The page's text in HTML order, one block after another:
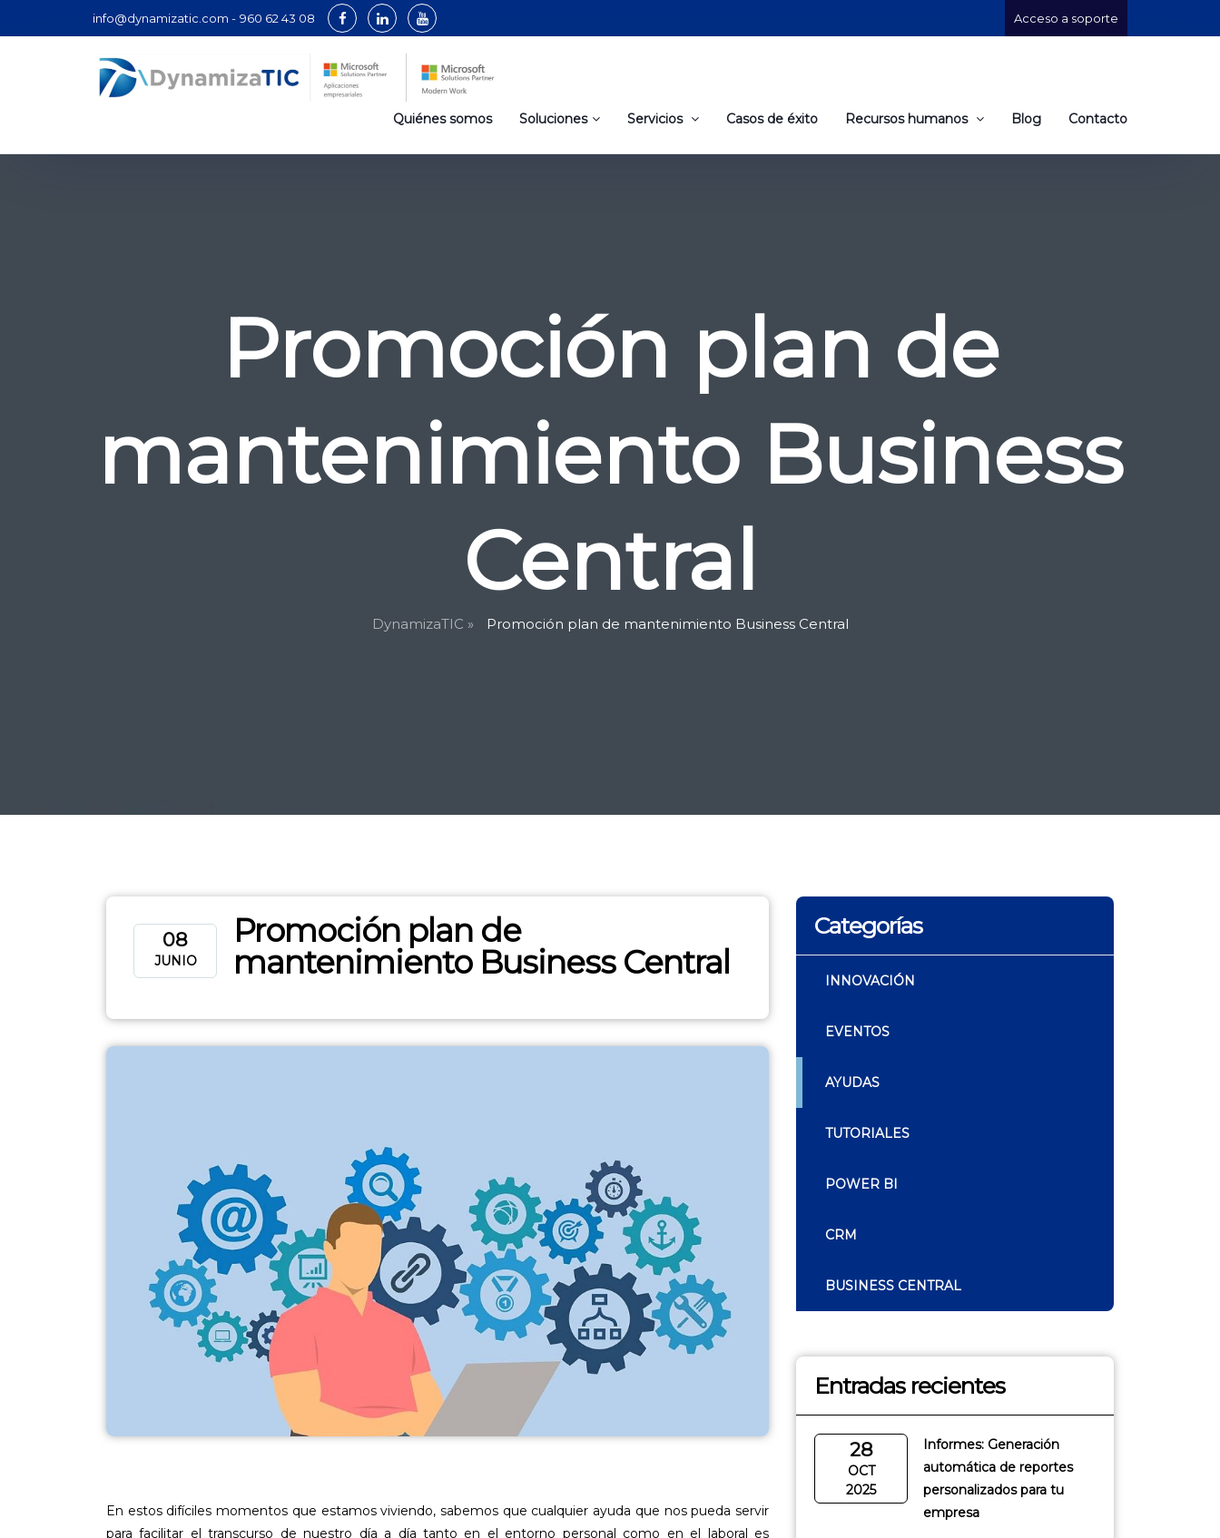
info@dynamizatic.com - 960 62 43 08 Acceso a soporte
Quiénes somos Soluciones Servicios Casos de éxito Recursos humanos Blog Contacto
Promoción plan de
mantenimiento Business
Central
DynamizaTIC » Promoción plan de mantenimiento Business Central
08
JUNIO
Promoción plan de
mantenimiento Business Central
En estos difíciles momentos que estamos viviendo, sabemos que cualquier ayuda que nos pueda servir
para facilitar el transcurso de nuestro día a día tanto en el entorno personal como en el laboral es
Categorías
INNOVACIÓN
EVENTOS
AYUDAS
TUTORIALES
POWER BI
CRM
BUSINESS CENTRAL
Entradas recientes
28
OCT
2025
Informes: Generación
automática de reportes
personalizados para tu
empresa